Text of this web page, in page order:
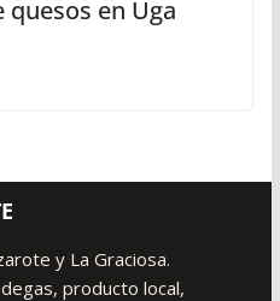
quesos en Uga
y La Graciosa.
producto local,